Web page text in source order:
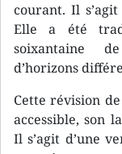
courant. Il
Elle a été
soixantaine
d’horizons
Cette révision
accessible, son
Il s’agit d’une